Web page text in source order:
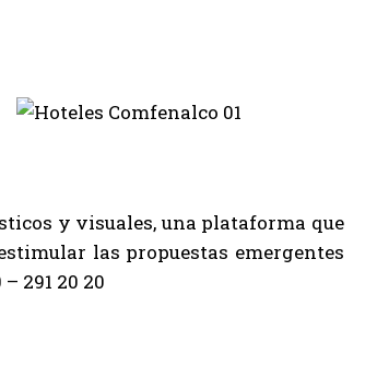
y visuales, una plataforma que
las propuestas emergentes
291 20 20